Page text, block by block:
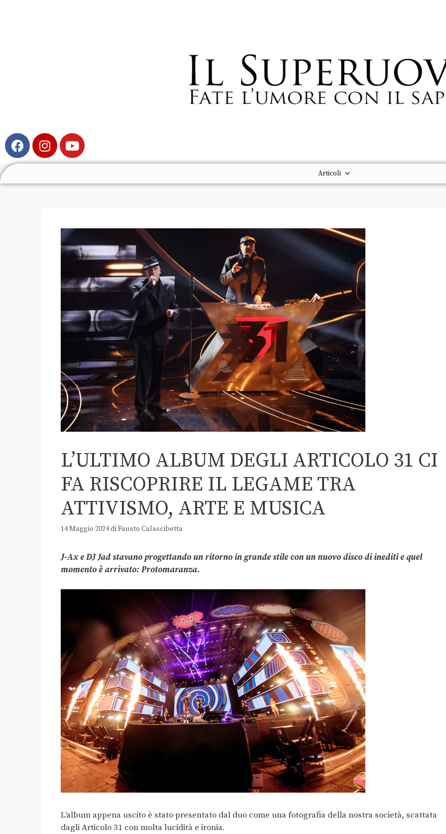
Articoli
L’ULTIMO ALBUM DEGLI ARTICOLO 31 CI
FA RISCOPRIRE IL LEGAME TRA
ATTIVISMO, ARTE E MUSICA
14 Maggio 2024diFausto Calascibetta
J-Ax e DJ Jad stavano progettando un ritorno in grande stile con un nuovo disco di inediti e quel
momento è arrivato: Protomaranza.
L’album appena uscito è stato presentato dal duo come una fotografia della nostra società, scattata
dagli Articolo 31 con molta lucidità e ironia.